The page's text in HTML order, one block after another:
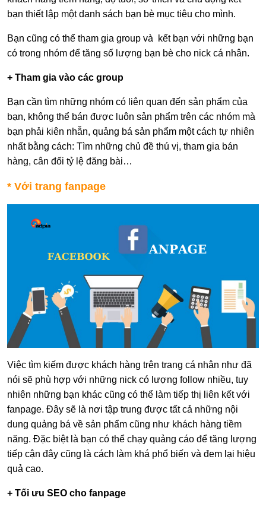
bạn thiết lập một danh sách bạn bè mục tiêu cho mình.
Bạn cũng có thể tham gia group và kết bạn với những bạn
có trong nhóm để tăng số lượng bạn bè cho nick cá nhân.
+ Tham gia vào các group
Bạn cần tìm những nhóm có liên quan đến sản phẩm của
bạn, không thể bán được luôn sản phẩm trên các nhóm mà
bạn phải kiên nhẫn, quảng bá sản phẩm một cách tự nhiên
nhất bằng cách: Tìm những chủ đề thú vị, tham gia bán
hàng, cân đối tỷ lệ đăng bài…
* Với trang fanpage
Việc tìm kiếm được khách hàng trên trang cá nhân như đã
nói sẽ phù hợp với những nick có lượng follow nhiều, tuy
nhiên những bạn khác cũng có thể làm tiếp thị liên kết với
fanpage. Đây sẽ là nơi tập trung được tất cả những nội
dung quảng bá về sản phẩm cũng như khách hàng tiềm
năng. Đặc biệt là bạn có thể chạy quảng cáo để tăng lượng
tiếp cận đây cũng là cách làm khá phổ biến và đem lại hiệu
quả cao.
+ Tối ưu SEO cho fanpage